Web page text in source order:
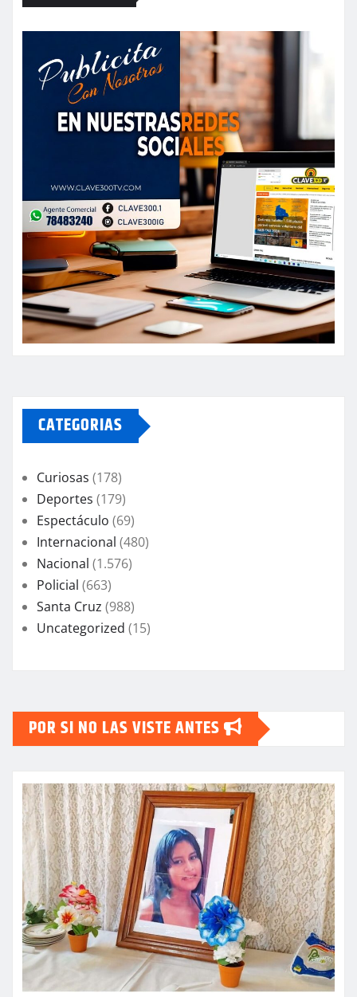
CATEGORIAS
Curiosas (178)
Deportes (179)
Espectáculo (69)
Internacional (480)
Nacional (1.576)
Policial (663)
Santa Cruz (988)
Uncategorized (15)
POR SI NO LAS VISTE ANTES